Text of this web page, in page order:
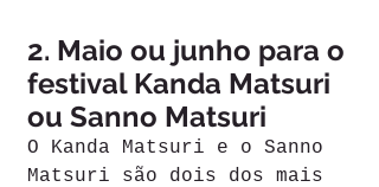
2. Maio ou junho para o
festival Kanda Matsuri
ou Sanno Matsuri
O Kanda Matsuri e o Sanno
Matsuri são dois dos mais